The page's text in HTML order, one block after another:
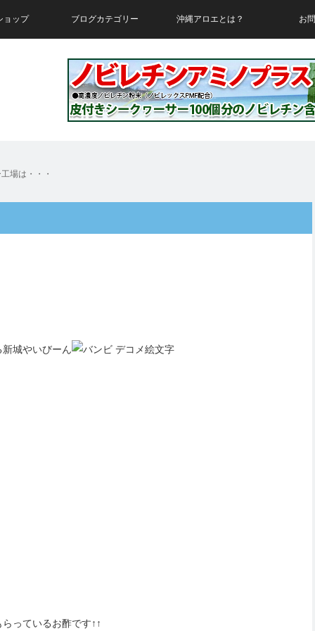
ョップ ブログカテゴリー 沖縄アロエとは？ お
場は・・・
城やいびーん
っているお酢です↑↑